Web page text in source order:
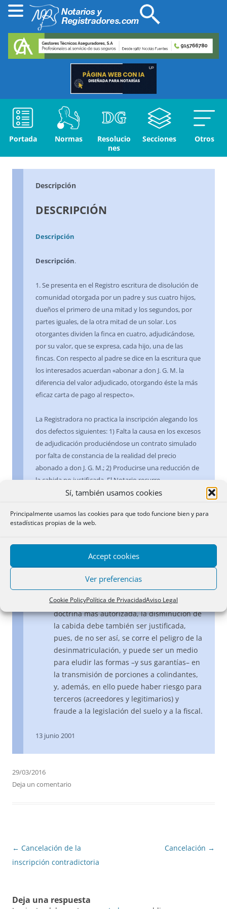
Sí, también usamos cookies
Principalmente usamos las cookies para que todo funcione bien y para
estadísticas propias de la web.
Accept cookies
Ver preferencias
Cookie PolicyPolítica de PrivacidadAviso Legal
Portada Normas
Resolucio
nes
Secciones Otros
Descripción
DESCRIPCIÓN
Descripción
Descripción.
1. Se presenta en el Registro escritura de disolución de
comunidad otorgada por un padre y sus cuatro hijos,
dueños el primero de una mitad y los segundos, por
partes iguales, de la otra mitad de un solar. Los
otorgantes dividen la finca en cuatro, adjudicándose,
por su valor, que se expresa, cada hijo, una de las
fincas. Con respecto al padre se dice en la escritura que
los interesados acuerdan «abonar a don J. G. M. la
diferencia del valor adjudicado, otorgando éste la más
eficaz carta de pago al respecto».
La Registradora no practica la inscripción alegando los
dos defectos siguientes: 1) Falta la causa en los excesos
de adjudicación produciéndose un contrato simulado
por falta de constancia de la realidad del precio
abonado a don J. G. M.; 2) Producirse una reducción de
la cabida no justificada. El Notario recurre.
segundo) por la Registradora es que existe
una disminución de cabida no justificada.
preocupa sólo de los excesos de cabida,
moderna (cfr. art. 53 de la Ley 13/96) se
refiere a la rectificación de cabida, y no sólo
al exceso. Y es que, como ha dicho la
doctrina más autorizada, la disminución de
la cabida debe también ser justificada,
pues, de no ser así, se corre el peligro de la
desinmatriculación, y puede ser un medio
para eludir las formas –y sus garantías– en
la transmisión de porciones a colindantes,
y, además, en ello puede haber riesgo para
terceros (acreedores y legitimarios) y
fraude a la legislación del suelo y a la fiscal.
13 junio 2001
29/03/2016
Deja un comentario
Navegación
de
← Cancelación de la
inscripción contradictoria
Cancelación →
Deja una respuesta